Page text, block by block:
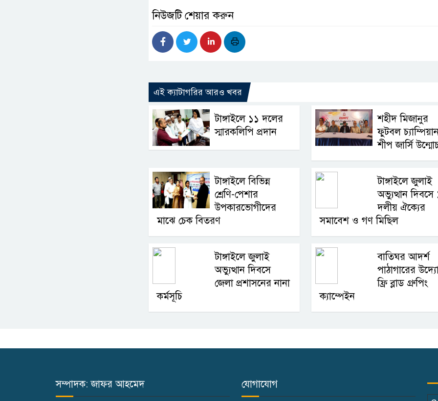
নিউজটি শেয়ার করুন
এই ক্যাটাগরির আরও খবর
টাঙ্গাইলে ১১ দলের
স্মারকলিপি প্রদান
শহীদ মিজানুর
ফুটবল
শীপ জার্সি
টাঙ্গাইলে বিভিন্ন
শ্রেণি-পেশার
উপকারভোগীদের
মাঝে চেক বিতরণ
টাঙ্গাইলে জুলাই
অভ্যুত্থান দিবসে
দলীয় ঐক্যের
সমাবেশ ও গণ মিছিল
টাঙ্গাইলে জুলাই
অভ্যুত্থান দিবসে
জেলা প্রশাসনের নানা
কর্মসূচি
বাতিঘর আদর্শ
পাঠাগারের
ফ্রি ব্লাড গ্রুপিং
ক্যাম্পেইন
সম্পাদক: জাফর আহমেদ যোগাযোগ